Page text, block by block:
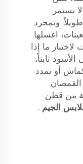
يستمر
وبمجرد
اغسلها
ما إذا
ثابتاً،
أو تمدد
من قطن
الجيم .